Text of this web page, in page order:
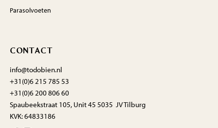
Parasolvoeten
CONTACT
info@todobien.nl
+31(0)6 215 785 53
+31(0)6 200 806 60
Spaubeekstraat 105, Unit 45 5035 JV Tilburg
KVK: 64833186